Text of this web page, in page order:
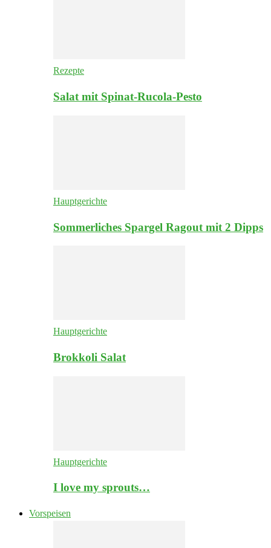
Rezepte
Salat mit Spinat-Rucola-Pesto
Hauptgerichte
Sommerliches Spargel Ragout mit 2 Dipps
Hauptgerichte
Brokkoli Salat
Hauptgerichte
I love my sprouts…
Vorspeisen